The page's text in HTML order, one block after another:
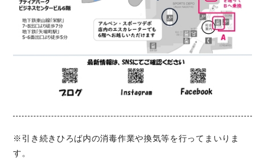
※引き続きひろば内の消毒作業や換気等を行ってまいりま
す。